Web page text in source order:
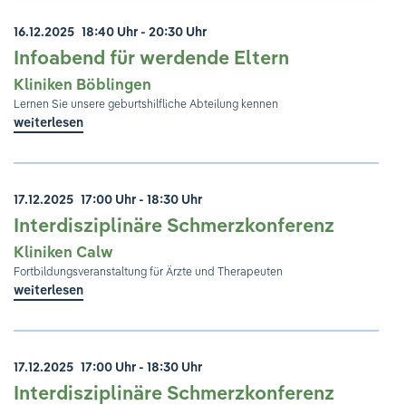
16.12.2025 18:40 Uhr - 20:30 Uhr
Infoabend für werdende Eltern
Kliniken Böblingen
Lernen Sie unsere geburtshilfliche Abteilung kennen
weiterlesen
17.12.2025 17:00 Uhr - 18:30 Uhr
Interdisziplinäre Schmerzkonferenz
Kliniken Calw
Fortbildungsveranstaltung für Ärzte und Therapeuten
weiterlesen
17.12.2025 17:00 Uhr - 18:30 Uhr
Interdisziplinäre Schmerzkonferenz